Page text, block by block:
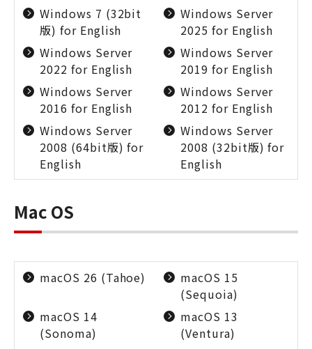
Windows 7 (32bit
版) for English
Windows Server
2025 for English
Windows Server
2022 for English
Windows Server
2019 for English
Windows Server
2016 for English
Windows Server
2012 for English
Windows Server
2008 (64bit版) for
English
Windows Server
2008 (32bit版) for
English
Mac OS
macOS 26 (Tahoe)
macOS 15
(Sequoia)
macOS 14
(Sonoma)
macOS 13
(Ventura)